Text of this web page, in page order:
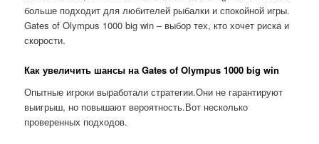
больше подходит для любителей рыбалки и спокойной игры.
Gates of Olympus 1000 big win – выбор тех, кто хочет риска и
скорости.
Как увеличить шансы на Gates of Olympus 1000 big win
Опытные игроки выработали стратегии.Они не гарантируют
выигрыш, но повышают вероятность.Вот несколько
проверенных подходов.